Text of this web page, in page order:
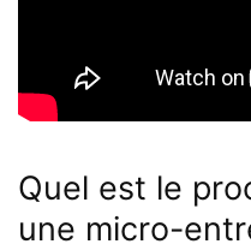
Quel est le
une micro-